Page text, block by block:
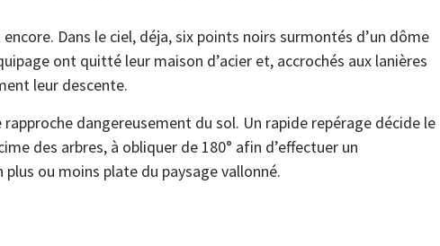
Dans le ciel, déja, six points noirs surmontés d’un dôme
ont quitté leur maison d’acier et, accrochés aux lanières
leur descente.
dangereusement du sol. Un rapide repérage décide le
des arbres, à obliquer de 180° afin d’effectuer un
ou moins plate du paysage vallonné.